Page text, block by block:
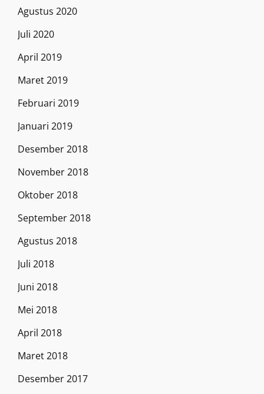
Agustus 2020
Juli 2020
April 2019
Maret 2019
Februari 2019
Januari 2019
Desember 2018
November 2018
Oktober 2018
September 2018
Agustus 2018
Juli 2018
Juni 2018
Mei 2018
April 2018
Maret 2018
Desember 2017